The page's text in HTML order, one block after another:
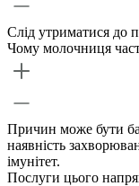
Слід утриматися до
Чому молочниця
Причин може бути
наявність
імунітет.
Послуги цього